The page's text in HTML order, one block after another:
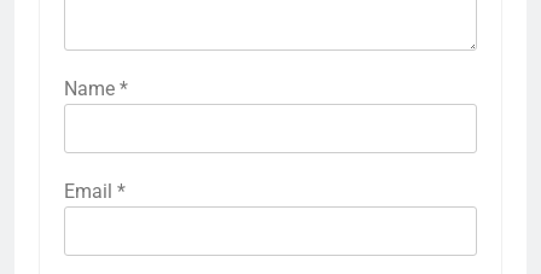
Name *
Email *